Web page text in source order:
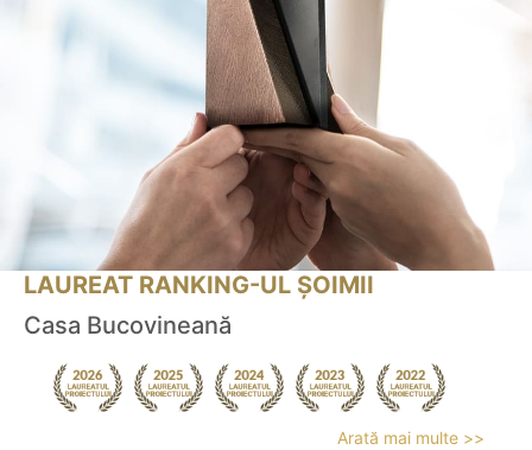
LAUREAT RANKING-UL ȘOIMII
Casa Bucovineană
Arată mai multe >>